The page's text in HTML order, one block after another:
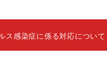
ス感染症に係る対応について